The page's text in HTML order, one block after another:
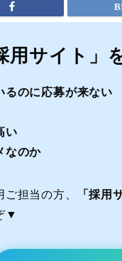
用サイト」
るのに応募が来ない
い
なのか
担当の方、 「採用
▼